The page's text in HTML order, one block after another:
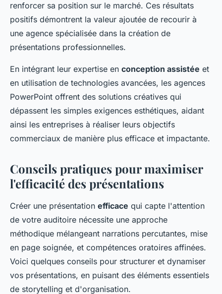
renforcer sa position sur le marché. Ces résultats
positifs démontrent la valeur ajoutée de recourir à
une agence spécialisée dans la création de
présentations professionnelles.
En intégrant leur expertise en conception assistée et
en utilisation de technologies avancées, les agences
PowerPoint offrent des solutions créatives qui
dépassent les simples exigences esthétiques, aidant
ainsi les entreprises à réaliser leurs objectifs
commerciaux de manière plus efficace et impactante.
Conseils pratiques pour maximiser
l'efficacité des présentations
Créer une présentation efficace qui capte l'attention
de votre auditoire nécessite une approche
méthodique mélangeant narrations percutantes, mise
en page soignée, et compétences oratoires affinées.
Voici quelques conseils pour structurer et dynamiser
vos présentations, en puisant des éléments essentiels
de storytelling et d'organisation.